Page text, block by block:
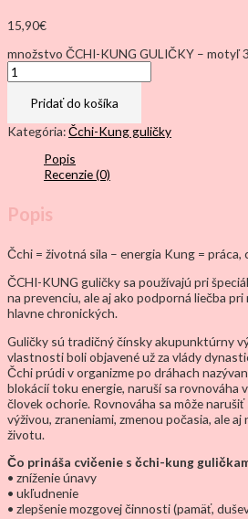
15,90€
množstvo ČCHI-KUNG GULIČKY – motyľ
Pridať do košíka
Kategória:Čchi-Kung guličky
Popis
Recenzie (0)
Popis
Čchi = životná sila – energia Kung =
ČCHI-KUNG guličky sa používajú pri
na prevenciu, ale aj ako podporná liečba
hlavne chronických.
Guličky sú tradičný čínsky akupunktúrny
vlastnosti boli objavené už za vlády
Čchi prúdi v organizme po dráhach
blokácií toku energie, naruší sa rovnováha
človek ochorie. Rovnováha sa môže
výživou, zraneniami, zmenou počasia, ale
životu.
Čo prináša cvičenie s čchi-kung
• zníženie únavy
• ukľudnenie
• zlepšenie mozgovej činnosti (pamäť,